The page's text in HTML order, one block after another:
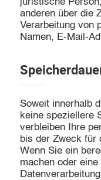
juristische
anderen über die
Verarbeitung von
Namen, E-Mail-
Soweit innerhalb
keine speziellere
verbleiben Ihre
bis der Zweck für
Wenn Sie ein
machen oder